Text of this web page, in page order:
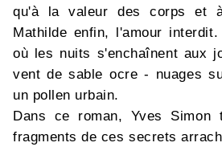
qu'à la valeur des corps et
Mathilde enfin, l'amour
où les nuits s'enchaînent aux
vent de sable ocre - nuages
un pollen urbain.
Dans ce roman, Yves Simon
fragments de ces secrets